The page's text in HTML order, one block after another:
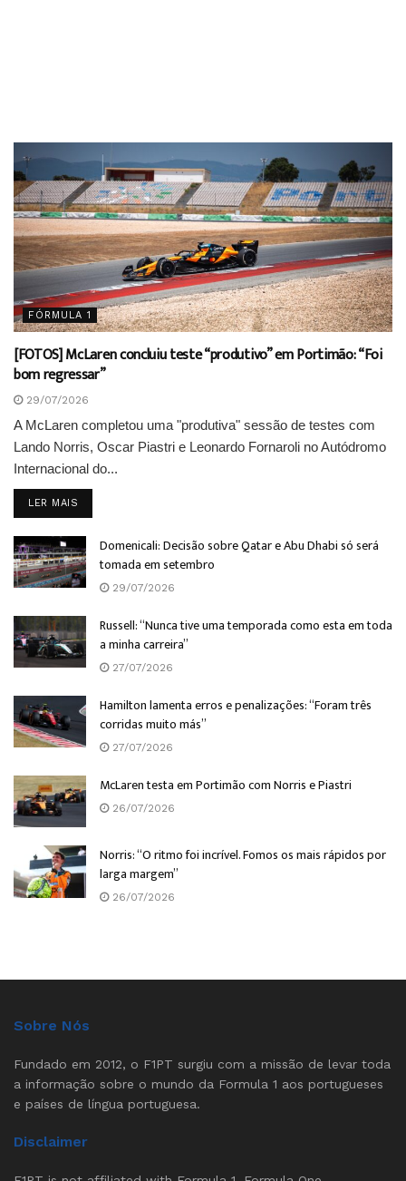
FÓRMULA 1
[FOTOS] McLaren concluiu teste “produtivo” em Portimão: “Foi
bom regressar”
29/07/2026
A McLaren completou uma "produtiva" sessão de testes com
Lando Norris, Oscar Piastri e Leonardo Fornaroli no Autódromo
Internacional do...
LER MAIS
Domenicali: Decisão sobre Qatar e Abu Dhabi só será
tomada em setembro
29/07/2026
Russell: “Nunca tive uma temporada como esta em toda
a minha carreira”
27/07/2026
Hamilton lamenta erros e penalizações: “Foram três
corridas muito más”
27/07/2026
McLaren testa em Portimão com Norris e Piastri
26/07/2026
Norris: “O ritmo foi incrível. Fomos os mais rápidos por
larga margem”
26/07/2026
Sobre Nós
Fundado em 2012, o F1PT surgiu com a missão de levar toda
a informação sobre o mundo da Formula 1 aos portugueses
e países de língua portuguesa.
Disclaimer